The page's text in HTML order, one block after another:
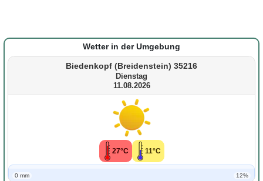
Wetter in der Umgebung
Biedenkopf (Breidenstein) 35216
Dienstag
11.08.2026
27°C 11°C
0 mm 12%